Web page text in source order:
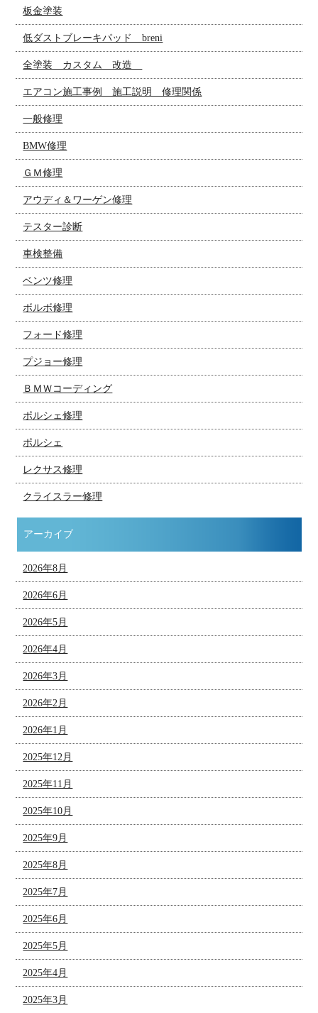
板金塗装
低ダストブレーキパッド breni
全塗装 カスタム 改造
エアコン施工事例 施工説明 修理関係
一般修理
BMW修理
ＧＭ修理
アウディ＆ワーゲン修理
テスター診断
車検整備
ベンツ修理
ボルボ修理
フォード修理
プジョー修理
ＢＭＷコーディング
ポルシェ修理
ポルシェ
レクサス修理
クライスラー修理
アーカイブ
2026年8月
2026年6月
2026年5月
2026年4月
2026年3月
2026年2月
2026年1月
2025年12月
2025年11月
2025年10月
2025年9月
2025年8月
2025年7月
2025年6月
2025年5月
2025年4月
2025年3月